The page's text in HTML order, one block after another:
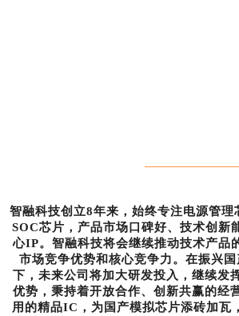
智融科技创立8年来，始终专注电源管理
SOC芯片，产品市场口碑好、技术创新
心IP。智融科技将会继续推动技术产品
市场竞争优势和核心竞争力。在振兴
下，未来公司将加大研发投入，继续发
优势，秉持着开放合作、创新共赢的经
用的精品IC，为国产模拟芯片添砖加瓦